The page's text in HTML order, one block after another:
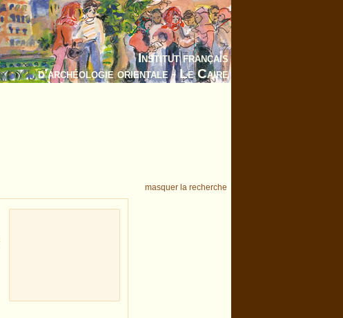
Institut français
d’archéologie orientale - Le Caire
masquer la recherche